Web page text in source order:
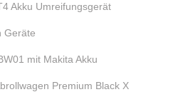
Akku Umreifungsgerät
Geräte
mit Makita Akku
Premium Black X